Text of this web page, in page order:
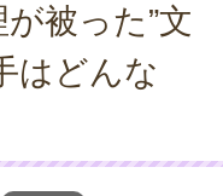
被った”文
はどんな